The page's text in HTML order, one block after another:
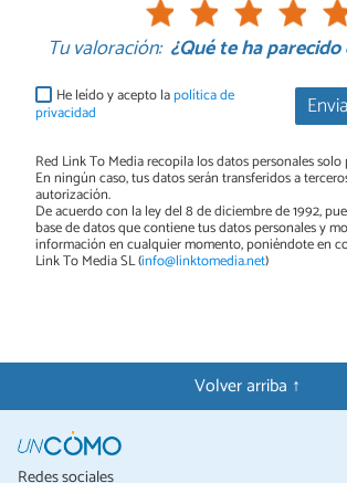
Tu valoración: ¿Qué te ha
He leído y acepto lapolítica de
privacidad
Red Link To Media recopila los datos personales
En ningún caso, tus datos serán transferidos a
autorización.
De acuerdo con la ley del 8 de diciembre de 1992,
base de datos que contiene tus datos personales y
información en cualquier momento, poniéndote en
Link To Media SL (info@linktomedia.net)
Volver arriba ↑
Redes sociales